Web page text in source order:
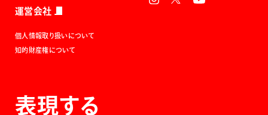
運営会社
個人情報取り扱いについて
知的財産権について
表現する